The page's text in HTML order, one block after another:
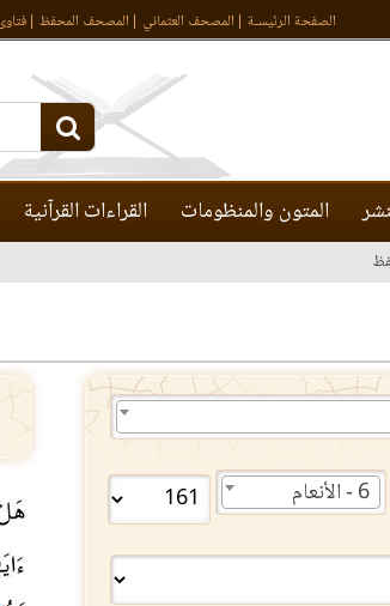
الصفحة الرئيسـة المصحف العثماني المصحف المحفظ
المتون والمنظومات القراءات القرآنية
6 - الأنعام